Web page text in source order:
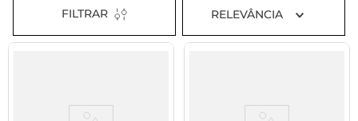
dipirona
8º
tadalafila 5mg
rivaroxabana 20mg
FILTRAR RELEVÂNCIA